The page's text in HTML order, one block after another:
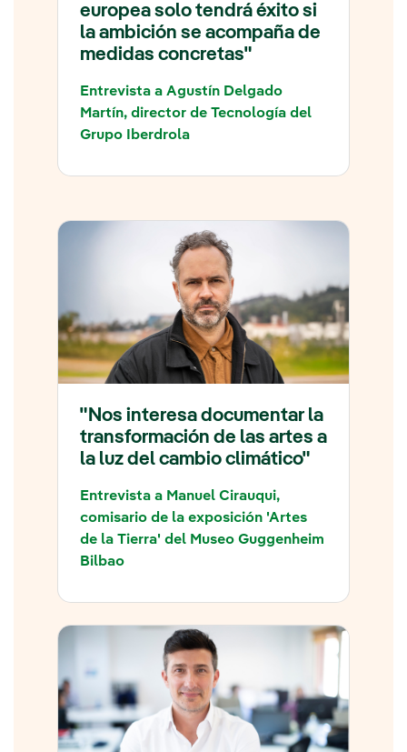
europea solo tendrá éxito si
la ambición se acompaña de
medidas concretas"
Entrevista a Agustín Delgado
Martín, director de Tecnología del
Grupo Iberdrola
"Nos interesa documentar la
transformación de las artes a
la luz del cambio climático"
Entrevista a Manuel Cirauqui,
comisario de la exposición 'Artes
de la Tierra' del Museo Guggenheim
Bilbao